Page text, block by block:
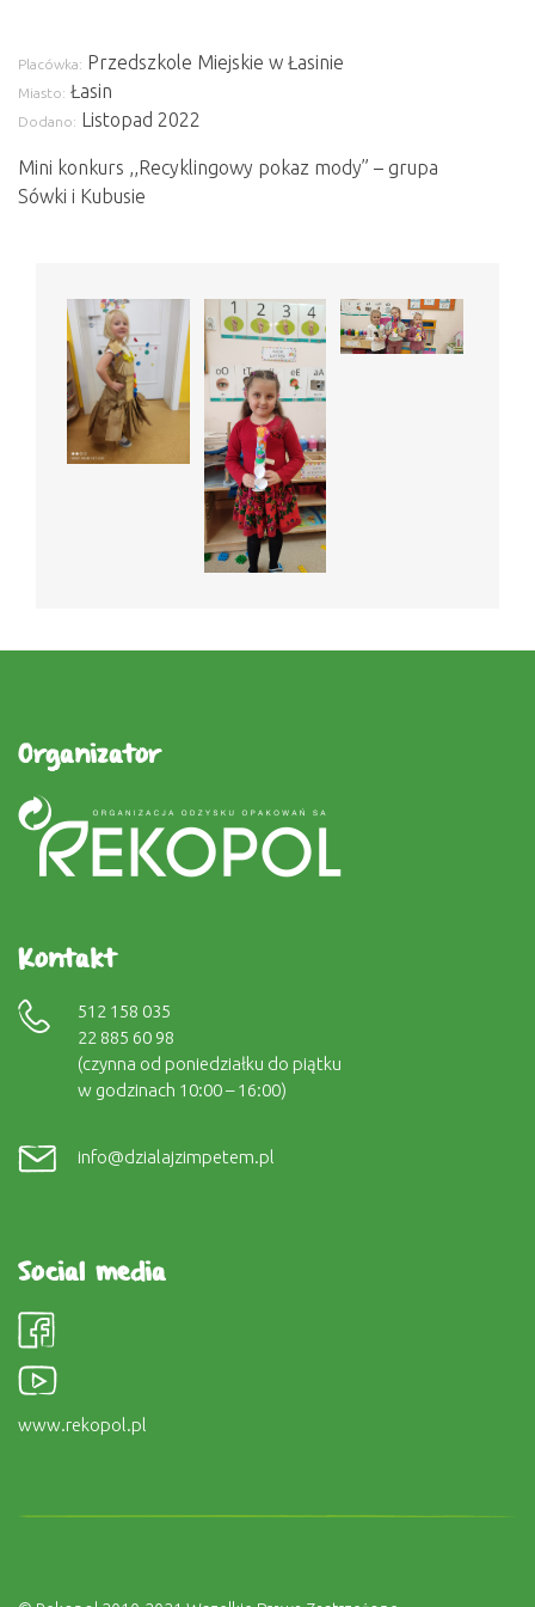
Placówka: Przedszkole Miejskie w Łasinie
Miasto: Łasin
Dodano: Listopad 2022
Mini konkurs ,,Recyklingowy pokaz mody” – grupa
Sówki i Kubusie
Organizator
Kontakt
512 158 035
22 885 60 98
(czynna od poniedziałku do piątku
w godzinach 10:00 – 16:00)
info@dzialajzimpetem.pl
Social media
www.rekopol.pl